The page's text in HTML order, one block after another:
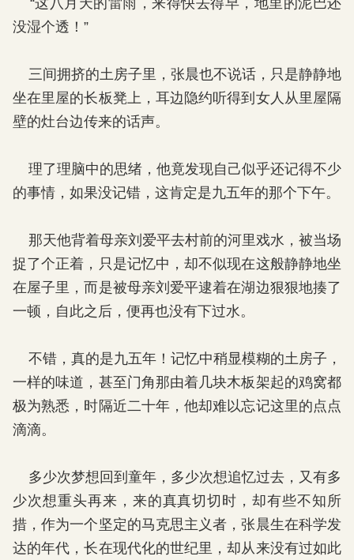
“这八月天的雷雨，来得快去得早，地里的泥巴还
没湿个透！”
三间拥挤的土房子里，张晨也不说话，只是静静地
坐在里屋的长板凳上，耳边隐约听得到女人从里屋隔
壁的灶台边传来的话声。
理了理脑中的思绪，他竟发现自己似乎还记得不少
的事情，如果没记错，这肯定是九五年的那个下午。
那天他背着母亲刘爱平去村前的河里戏水，被当场
捉了个正着，只是记忆中，却不似现在这般静静地坐
在屋子里，而是被母亲刘爱平逮着在湖边狠狠地揍了
一顿，自此之后，便再也没有下过水。
不错，真的是九五年！记忆中稍显模糊的土房子，
一样的味道，甚至门角那由着几块木板架起的鸡窝都
极为熟悉，时隔近二十年，他却难以忘记这里的点点
滴滴。
多少次梦想回到童年，多少次想追忆过去，又有多
少次想重头再来，来的真真切切时，却有些不知所
措，作为一个坚定的马克思主义者，张晨生在科学发
达的年代，长在现代化的世纪里，却从来没有过如此